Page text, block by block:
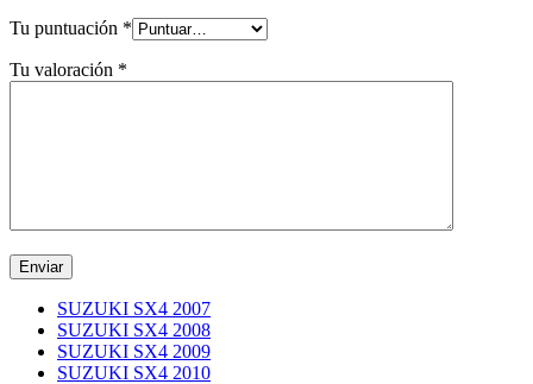
Tu puntuación *
Tu valoración *
SUZUKI SX4 2007
SUZUKI SX4 2008
SUZUKI SX4 2009
SUZUKI SX4 2010